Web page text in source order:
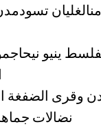
ينيو
الضفغة
نضالات